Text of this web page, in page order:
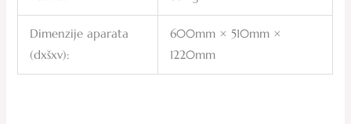
Dimenzije aparata
(dxšxv):
600mm × 510mm ×
1220mm